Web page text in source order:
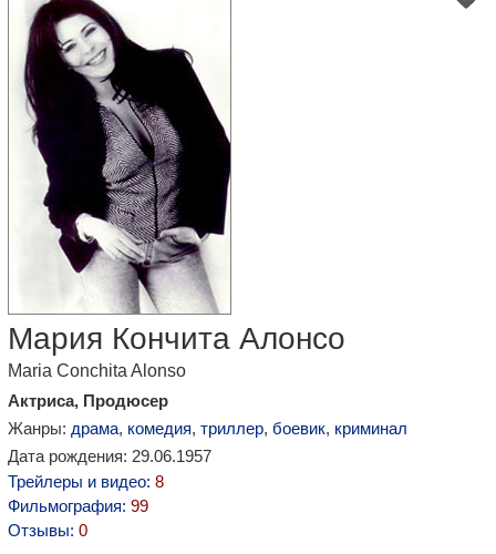
Мария Кончита Алонсо
Maria Conchita Alonso
Актриса, Продюсер
Жанры: драма, комедия, триллер, боевик, криминал
Дата рождения: 29.06.1957
Трейлеры и видео: 8
Фильмография: 99
Отзывы: 0